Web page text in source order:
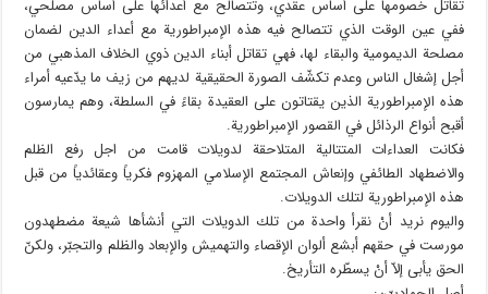
تقاتل خصومها على أساس عقدي، وتتصالح مع أعدائها على أساس مصلحي،
ففي عين الوقت الذي تتصالح فيه هذه الإمبراطورية مع أعداء الدين لضمان
مصلحة الديمومية والبقاء لها، فهي تقاتل أبناء الدين ذوي الخلاف المذهبي من
أجل إشغال الناس وعدم تكشّف الصورة الحقيقية لديهم من زيف ما يدّعيه أمراء
هذه الإمبراطورية الذين يقتاتون على العقيدة بقاءً في السلطة، وهم يمارسون
أقبح أنواع الرذائل في القصور الإمبراطورية.
فكانت العداءات المتتالية المتلاحقة لدويلات قامت من اجل رفع الظلم
والاضطهاد الطائفي وإنعاش المجتمع الإسلامي المهزوم فكرياً وعقائدياً من قبل
هذه الإمبراطورية لتلك الدويلات.
واليوم نريد أنْ نقرأ واحدة من تلك الدويلات التي أنشأها شيعة مضطهدون
مورست في حقهم أبشع ألوان الإقصاء والتهميش والإبعاد والظلم والتجبّر، ولكنّ
الحق يأبى إلاّ أنْ يسطّره التأريخ.